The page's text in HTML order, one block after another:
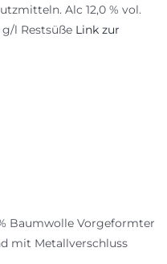
Alc 12,0 % vol.
l Restsüße Link zur
Baumwolle Vorgeformter
mit Metallverschluss